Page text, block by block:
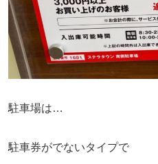
駐車場は…
駐車券がでないタイプで